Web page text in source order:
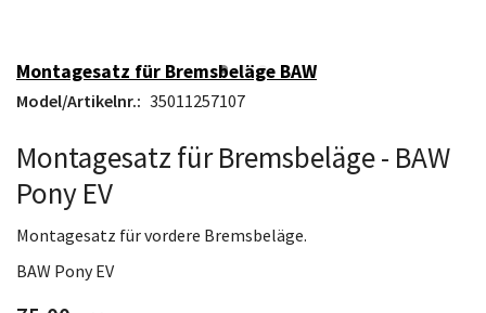
Montagesatz für Bremsbeläge BAW
Model/Artikelnr.: 35011257107
Montagesatz für Bremsbeläge - BAW
Pony EV
Montagesatz für vordere Bremsbeläge.
BAW Pony EV